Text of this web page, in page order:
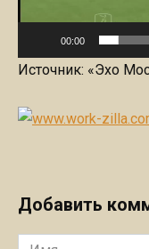
00:00
Источник: «Эхо
Добавить
Имя